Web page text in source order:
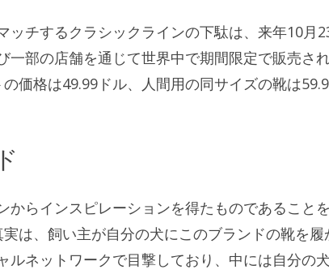
ッチするクラシックラインの下駄は、来年10月
一部の店舗を通じて世界中で期間限定で販売さ
価格は49.99ドル、人間用の同サイズの靴は
からインスピレーションを得たものであること
は、飼い主が自分の犬にこのブランドの靴を履
ネットワークで目撃しており、中には自分の